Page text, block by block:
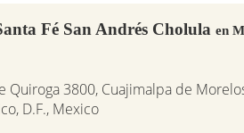
Fé San Andrés Cholula en
Quiroga 3800, Cuajimalpa de
D.F., Mexico